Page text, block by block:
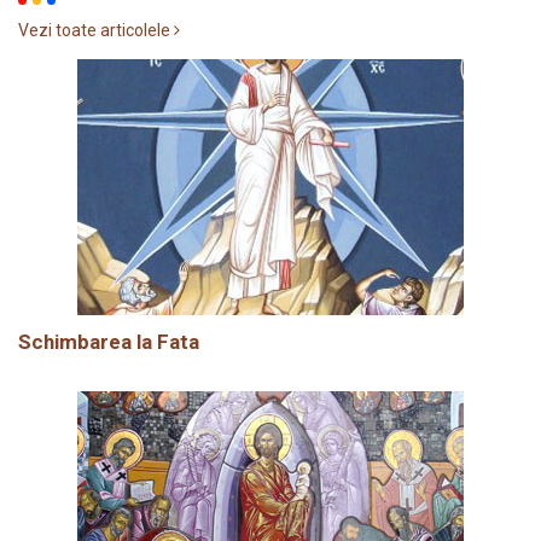
Vezi toate articolele
Schimbarea la Fata